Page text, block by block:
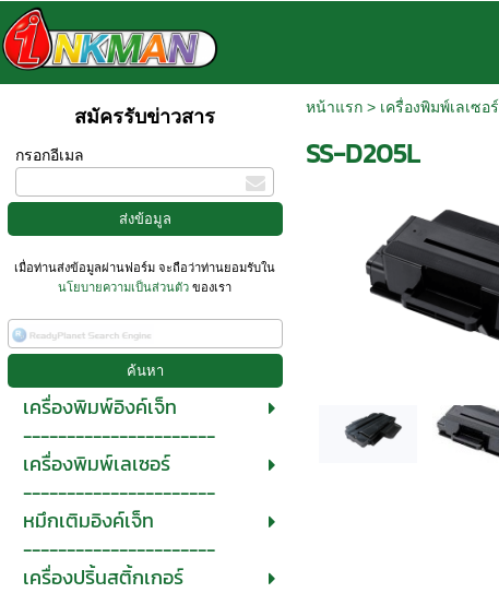
สมัครรับข่าวสาร
กรอกอีเมล
เมื่อท่านส่งข้อมูลผ่านฟอร์ม จะถือว่าท่านยอมรับใน
นโยบายความเป็นส่วนตัวของเรา
เครื่องพิมพ์อิงค์เจ็ท
----------------------
เครื่องพิมพ์เลเซอร์
----------------------
หมึกเติมอิงค์เจ็ท
----------------------
เครื่องปริ้นสติ้กเกอร์
หน้าแรก> เครื่องพิมพ์เลเซอร์
SS-D205L